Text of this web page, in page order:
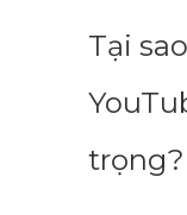
Tại
trọng?